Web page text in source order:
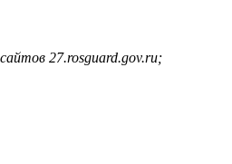
27.rosguard.gov.ru;